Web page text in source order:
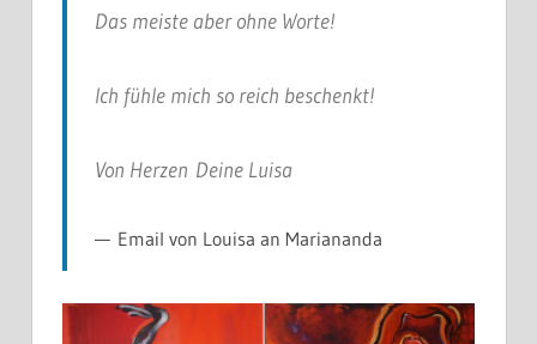
Das meiste aber ohne Worte!
Ich fühle mich so reich beschenkt!
Von Herzen Deine Luisa
Email von Louisa an Mariananda